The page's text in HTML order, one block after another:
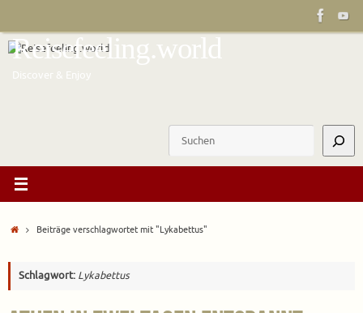
springen
Reisefeeling.world
Discover & Enjoy
StartBeiträge verschlagwortet mit "Lykabettus"
Schlagwort: Lykabettus